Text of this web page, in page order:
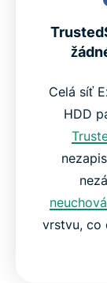
Celá síť
HDD
vrstvu, co